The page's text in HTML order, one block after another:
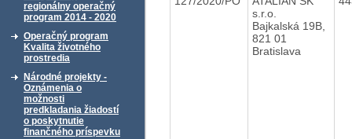
regionálny operačný
program 2014 - 2020
Operačný program
Kvalita životného
prostredia
Národné projekty -
Oznámenia o
možnosti
predkladania žiadostí
o poskytnutie
finančného príspevku
s.r.o.
Bajkalská 19B,
821 01
Bratislava